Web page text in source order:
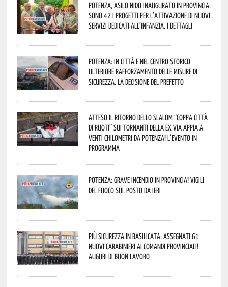
Potenza, asilo nido inaugurato in provincia:
sono 42 i progetti per l’attivazione di nuovi
servizi dedicati all’infanzia. I dettagli
Potenza: in città e nel centro storico
ulteriore rafforzamento delle misure di
sicurezza. La decisione del Prefetto
Atteso il ritorno dello slalom “Coppa Città
di Ruoti” sui tornanti della ex via Appia a
venti chilometri da Potenza! L’evento in
programma
Potenza: grave incendio in Provincia! Vigili
del fuoco sul posto da ieri
Più sicurezza in Basilicata: assegnati 61
nuovi Carabinieri ai Comandi provinciali!
Auguri di buon lavoro